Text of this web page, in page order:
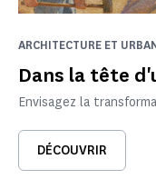
Dans la tête
ARCHITECTURE ET
Envisagez la
DÉCOUVRIR